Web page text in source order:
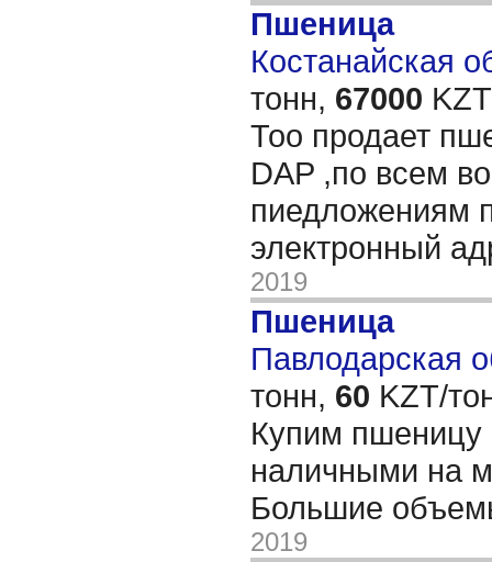
Пшеница
Костанайская
тонн, 67000
Тоо продает
DAP ,по всем
пиедложениям
электронный
2019
Пшеница
Павлодарская
тонн, 60 KZT/
Купим пшеницу
наличными на
Большие
2019